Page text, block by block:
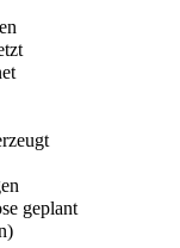
geplant